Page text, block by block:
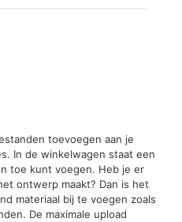
toevoegen aan je
In de winkelwagen staat een
toe kunt voegen. Heb je er
ontwerp maakt? Dan is het
materiaal bij te voegen zoals
De maximale upload